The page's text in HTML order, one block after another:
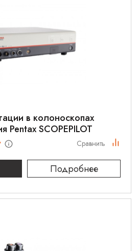
в колоноскопах
Pentax SCOPEPILOT
Подробнее
Сравнить